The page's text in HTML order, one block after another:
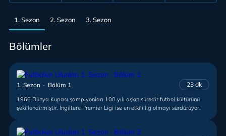
1. Sezon 2. Sezon 3. Sezon
Bölümler
1. Sezon · Bölüm 1 23 dk
1966 Dünya Kupası şampiyonları 100 yılı aşkın süredir futbol kültürünü
şekillendirmiştir. İngiltere Premier Ligi ise en etkili lig olmayı sürdürüyor.